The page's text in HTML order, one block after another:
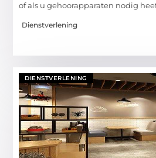
of als u gehoorapparaten nodig
Dienstverlening
DIENSTVERLENING